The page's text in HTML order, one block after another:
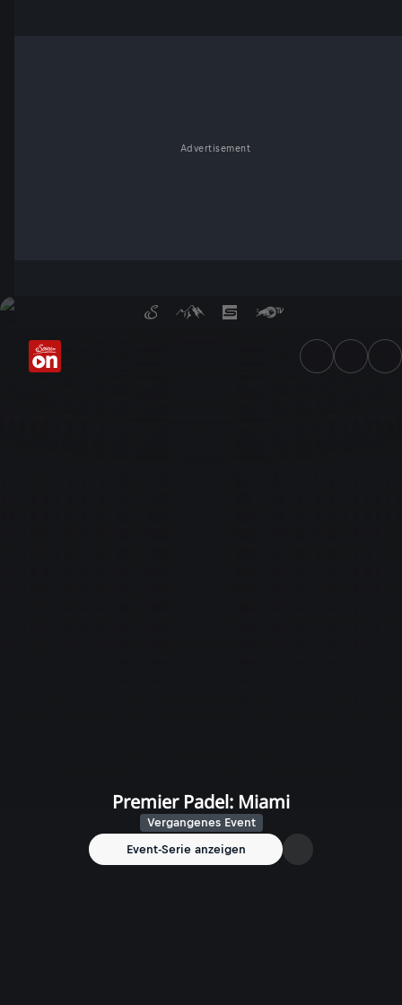
Advertisement
Premier Padel: Miami P1 -
Premier Padel: Miami
Vergangenes Event
Event-Serie anzeigen